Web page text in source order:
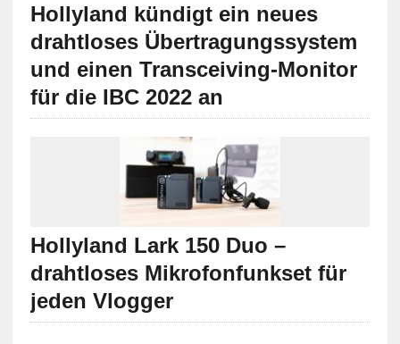
Hollyland kündigt ein neues
drahtloses Übertragungssystem
und einen Transceiving-Monitor
für die IBC 2022 an
Hollyland Lark 150 Duo –
drahtloses Mikrofonfunkset für
jeden Vlogger